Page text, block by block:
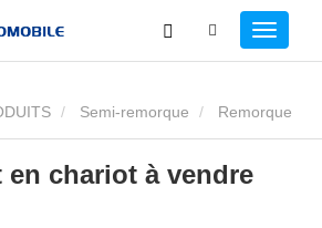
Semi-remorque Remorque
en chariot à vendre
chariot à vendre